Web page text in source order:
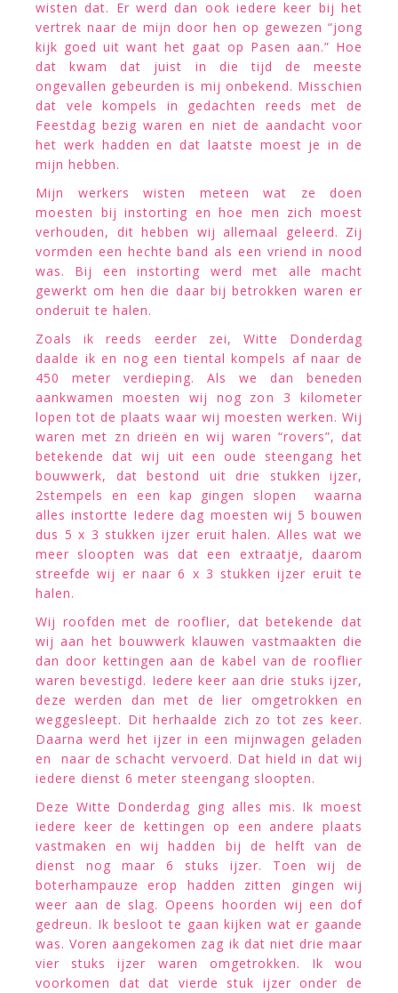
wisten dat. Er werd dan ook iedere keer bij het
vertrek naar de mijn door hen op gewezen “jong
kijk goed uit want het gaat op Pasen aan.” Hoe
dat kwam dat juist in die tijd de meeste
ongevallen gebeurden is mij onbekend. Misschien
dat vele kompels in gedachten reeds met de
Feestdag bezig waren en niet de aandacht voor
het werk hadden en dat laatste moest je in de
mijn hebben.
Mijn werkers wisten meteen wat ze doen
moesten bij instorting en hoe men zich moest
verhouden, dit hebben wij allemaal geleerd. Zij
vormden een hechte band als een vriend in nood
was. Bij een instorting werd met alle macht
gewerkt om hen die daar bij betrokken waren er
onderuit te halen.
Zoals ik reeds eerder zei, Witte Donderdag
daalde ik en nog een tiental kompels af naar de
450 meter verdieping. Als we dan beneden
aankwamen moesten wij nog zon 3 kilometer
lopen tot de plaats waar wij moesten werken. Wij
waren met zn drieën en wij waren “rovers”, dat
betekende dat wij uit een oude steengang het
bouwwerk, dat bestond uit drie stukken ijzer,
2stempels en een kap gingen slopen waarna
alles instortte Iedere dag moesten wij 5 bouwen
dus 5 x 3 stukken ijzer eruit halen. Alles wat we
meer sloopten was dat een extraatje, daarom
streefde wij er naar 6 x 3 stukken ijzer eruit te
halen.
Wij roofden met de rooflier, dat betekende dat
wij aan het bouwwerk klauwen vastmaakten die
dan door kettingen aan de kabel van de rooflier
waren bevestigd. Iedere keer aan drie stuks ijzer,
deze werden dan met de lier omgetrokken en
weggesleept. Dit herhaalde zich zo tot zes keer.
Daarna werd het ijzer in een mijnwagen geladen
en naar de schacht vervoerd. Dat hield in dat wij
iedere dienst 6 meter steengang sloopten.
Deze Witte Donderdag ging alles mis. Ik moest
iedere keer de kettingen op een andere plaats
vastmaken en wij hadden bij de helft van de
dienst nog maar 6 stuks ijzer. Toen wij de
boterhampauze erop hadden zitten gingen wij
weer aan de slag. Opeens hoorden wij een dof
gedreun. Ik besloot te gaan kijken wat er gaande
was. Voren aangekomen zag ik dat niet drie maar
vier stuks ijzer waren omgetrokken. Ik wou
voorkomen dat dat vierde stuk ijzer onder de